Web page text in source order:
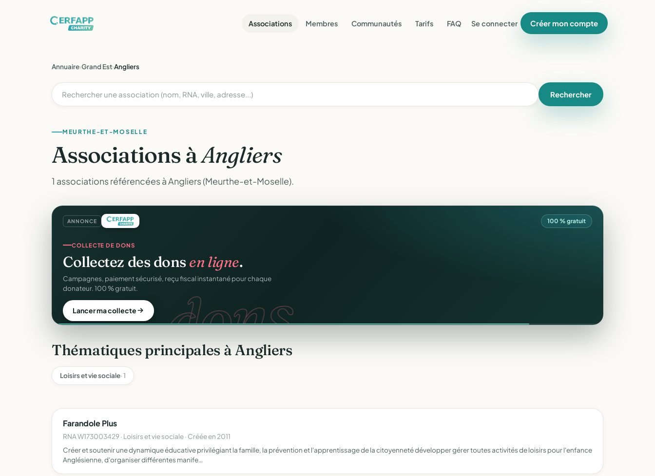
Associations Membres Communautés Tarifs FAQ Se connecter Créer mon compte
Annuaire›Grand Est›Angliers
Rechercher
MEURTHE-ET-MOSELLE
Associations àAngliers
1 associations référencées à Angliers (Meurthe-et-Moselle).
ANNONCE 100 % gratuit
dons.
COLLECTE DE DONS
Collectez des donsen ligne.
Campagnes, paiement sécurisé, reçu fiscal instantané pour chaque
donateur. 100 % gratuit.
Lancer ma collecte
Thématiques principales à Angliers
Loisirs et vie sociale· 1
Farandole Plus
RNA W173003429 · Loisirs et vie sociale · Créée en 2011
Créer et soutenir une dynamique éducative privilégiant la famille, la prévention et l'apprentissage de la citoyenneté développer gérer toutes activités de loisirs pour l'enfance
Anglésienne, d'organiser différentes manife…